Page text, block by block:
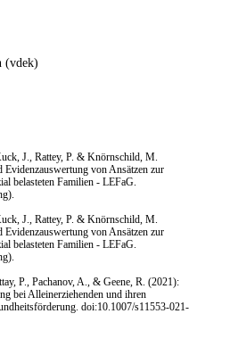
(vdek)
J., Rattey, P. & Knörnschild, M.
Evidenzauswertung von Ansätzen zur
belasteten Familien - LEFaG.
J., Rattey, P. & Knörnschild, M.
Evidenzauswertung von Ansätzen zur
belasteten Familien - LEFaG.
P., Pachanov, A., & Geene, R. (2021):
bei Alleinerziehenden und ihren
doi:10.1007/s11553-021-